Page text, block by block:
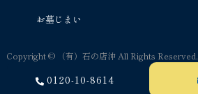
0120-10-8614
お墓じまい
Copyright © （有）石の店沖 All Rights Reserved.